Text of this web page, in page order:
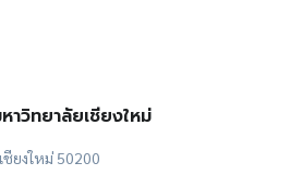
วิทยาลัยเชียงใหม่
ยงใหม่ 50200